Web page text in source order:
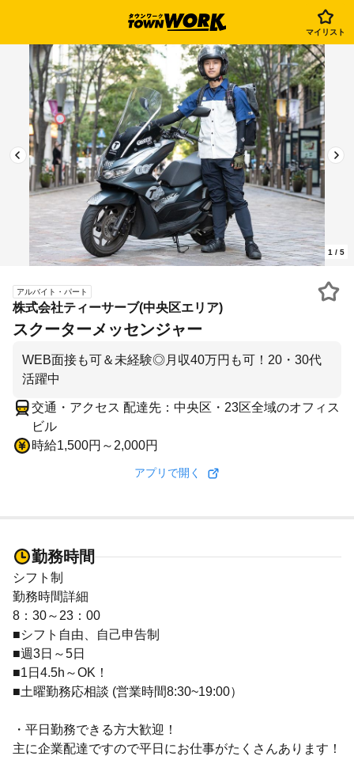
マイリスト
1 / 5
アルバイト・パート
株式会社ティーサーブ(中央区エリア)
スクーターメッセンジャー
WEB面接も可＆未経験◎月収40万円も可！20・30代
活躍中
交通・アクセス 配達先：中央区・23区全域のオフィス
ビル
時給1,500円～2,000円
アプリで開く
勤務時間
シフト制
勤務時間詳細
8：30～23：00
■シフト自由、自己申告制
■週3日～5日
■1日4.5h～OK！
■土曜勤務応相談 (営業時間8:30~19:00）
・平日勤務できる方大歓迎！
主に企業配達ですので平日にお仕事がたくさんあります！